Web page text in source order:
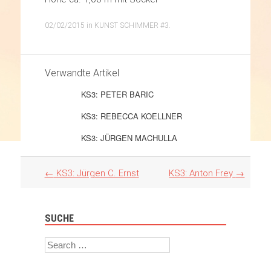
02/02/2015 in KUNST SCHIMMER #3.
Verwandte Artikel
KS3: PETER BARIC
KS3: REBECCA KOELLNER
KS3: JÜRGEN MACHULLA
Artikel
← KS3: Jürgen C. Ernst KS3: Anton Frey →
SUCHE
Search